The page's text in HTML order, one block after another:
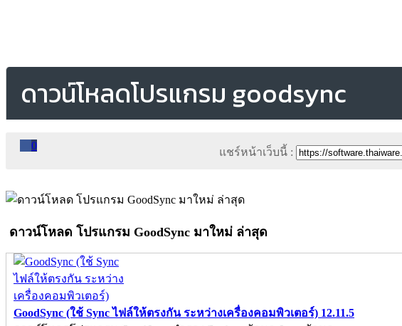
ดาวน์โหลดโปรแกรม goodsync
0
แชร์หน้าเว็บนี้ :
ดาวน์โหลด โปรแกรม GoodSync มาใหม่ ล่าสุด
GoodSync (ใช้ Sync ไฟล์ให้ตรงกัน ระหว่างเครื่องคอมพิวเตอร์) 12.11.5